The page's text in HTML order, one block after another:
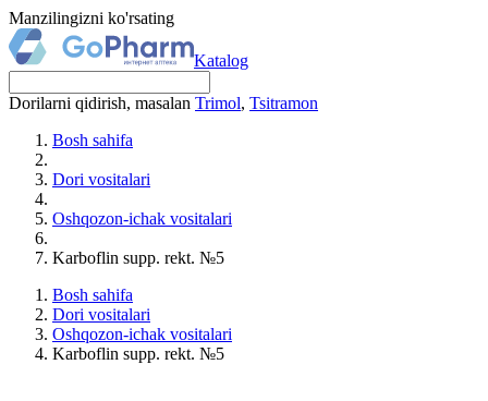
Manzilingizni ko'rsating
Katalog
Dorilarni qidirish, masalan Trimol, Tsitramon
Bosh sahifa
Dori vositalari
Oshqozon-ichak vositalari
Karboflin supp. rekt. №5
Bosh sahifa
Dori vositalari
Oshqozon-ichak vositalari
Karboflin supp. rekt. №5